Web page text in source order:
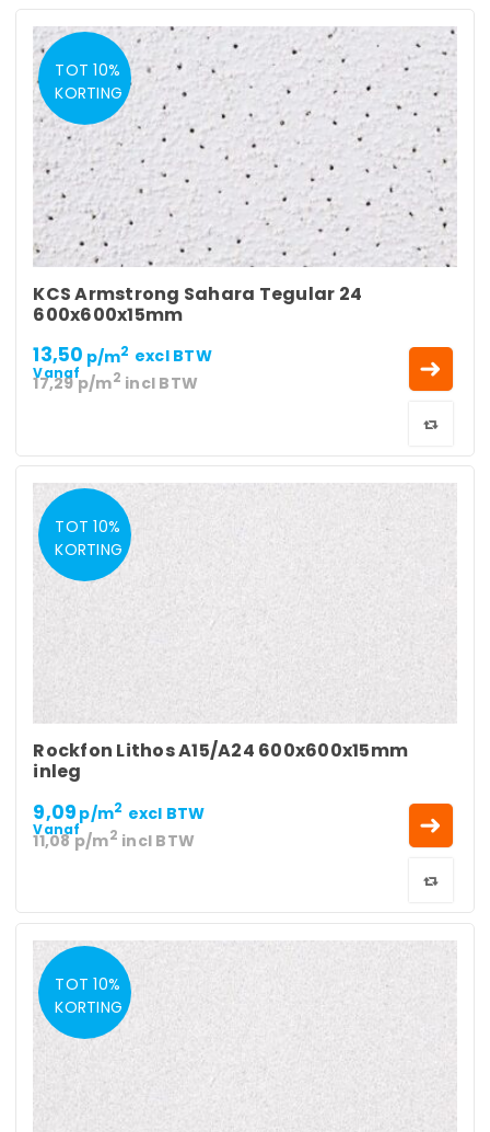
TOT 10%
KORTING
KCS Armstrong Sahara Tegular 24
600x600x15mm
Vanaf
13,50 p/m2 excl BTW
17,29p/m2 incl BTW
TOT 10%
KORTING
Rockfon Lithos A15/A24 600x600x15mm
inleg
Vanaf
9,09 p/m2 excl BTW
11,08p/m2 incl BTW
TOT 10%
KORTING